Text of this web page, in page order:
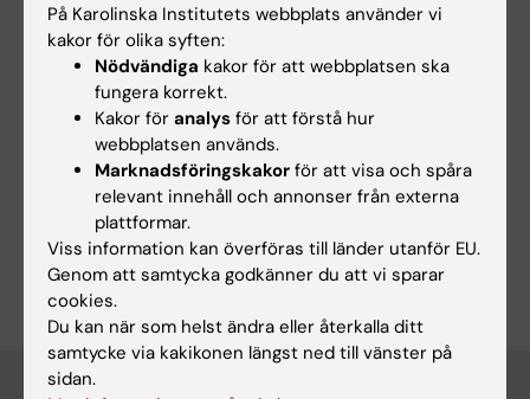
Innehållsgranskare:
Ana de Sousa Teixeira
Sidan uppdaterad:2026-08-02
På Karolinska Institutets webbplats använder vi
kakor för olika syften:
Nödvändiga kakor för att webbplatsen ska
fungera korrekt.
Kakor för analys för att förstå hur
webbplatsen används.
Marknadsföringskakor för att visa och spåra
relevant innehåll och annonser från externa
plattformar.
Viss information kan överföras till länder utanför EU.
Genom att samtycka godkänner du att vi sparar
cookies.
Du kan när som helst ändra eller återkalla ditt
samtycke via kakikonen längst ned till vänster på
sidan.